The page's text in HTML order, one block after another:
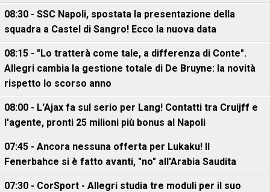
08:30 - SSC Napoli, spostata la presentazione della
squadra a Castel di Sangro! Ecco la nuova data
08:15 - "Lo tratterà come tale, a differenza di Conte".
Allegri cambia la gestione totale di De Bruyne: la novità
rispetto lo scorso anno
08:00 - L'Ajax fa sul serio per Lang! Contatti tra Cruijff e
l'agente, pronti 25 milioni più bonus al Napoli
07:45 - Ancora nessuna offerta per Lukaku! Il
Fenerbahce si è fatto avanti, "no" all'Arabia Saudita
07:30 - CorSport - Allegri studia tre moduli per il suo